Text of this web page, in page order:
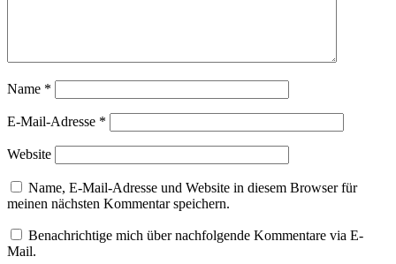
Name *
E-Mail-Adresse *
Website
Name, E-Mail-Adresse und Website in diesem Browser für
meinen nächsten Kommentar speichern.
Benachrichtige mich über nachfolgende Kommentare via E-
Mail.